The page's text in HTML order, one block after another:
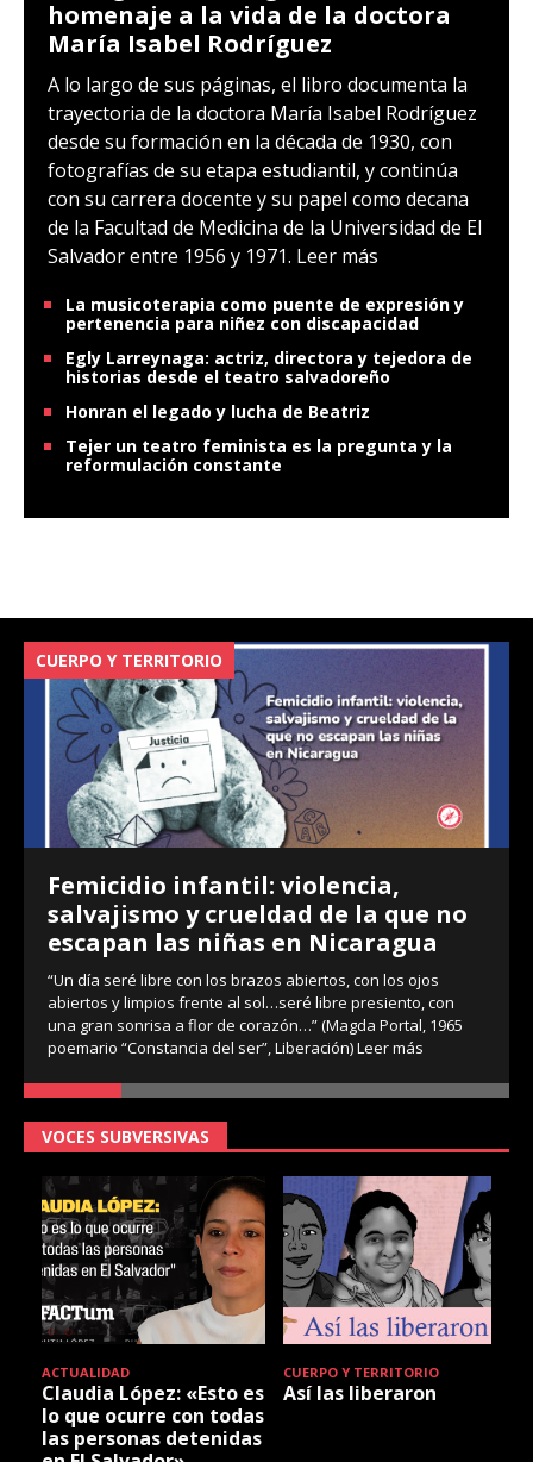
homenaje a la vida de la doctora
María Isabel Rodríguez
A lo largo de sus páginas, el libro documenta la
trayectoria de la doctora María Isabel Rodríguez
desde su formación en la década de 1930, con
fotografías de su etapa estudiantil, y continúa
con su carrera docente y su papel como decana
de la Facultad de Medicina de la Universidad de El
Salvador entre 1956 y 1971. Leer más
La musicoterapia como puente de expresión y
pertenencia para niñez con discapacidad
Egly Larreynaga: actriz, directora y tejedora de
historias desde el teatro salvadoreño
Honran el legado y lucha de Beatriz
Tejer un teatro feminista es la pregunta y la
reformulación constante
CUERPO Y TERRITORIO
Femicidio infantil: violencia,
salvajismo y crueldad de la que no
escapan las niñas en Nicaragua
“Un día seré libre con los brazos abiertos, con los ojos
abiertos y limpios frente al sol…seré libre presiento, con
una gran sonrisa a flor de corazón…” (Magda Portal, 1965
poemario “Constancia del ser”, Liberación)Leer más
VOCES SUBVERSIVAS
ACTUALIDAD
Claudia López: «Esto es
lo que ocurre con todas
las personas detenidas
CUERPO Y TERRITORIO
Así las liberaron